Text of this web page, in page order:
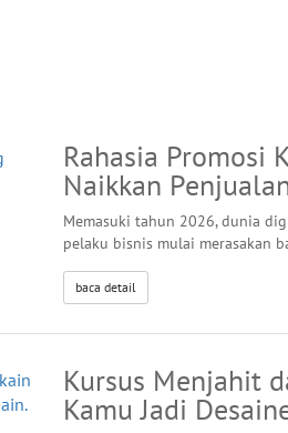
Rahasia Promosi
Naikkan
Memasuki tahun 2026, dunia
pelaku bisnis mulai merasakan
baca detail
Kursus Menjahit
Kamu Jadi